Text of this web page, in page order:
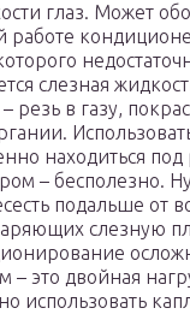
глаз. Может
работе
слезная
резь в газу,
находиться
– бесполезно.
подальше от
слезную
– это двойная
использовать